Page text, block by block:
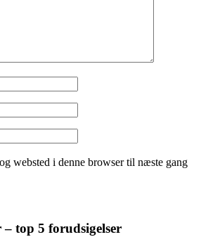
websted i denne browser til næste gang
top 5 forudsigelser